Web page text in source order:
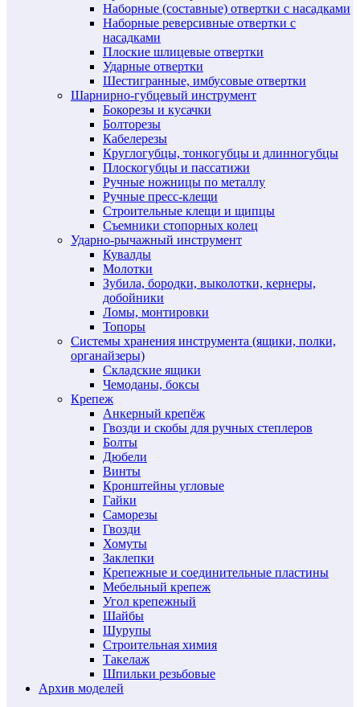
Наборные (составные) отвертки с насадками
Наборные реверсивные отвертки с
насадками
Плоские шлицевые отвертки
Ударные отвертки
Шестигранные, имбусовые отвертки
Шарнирно-губцевый инструмент
Бокорезы и кусачки
Болторезы
Кабелерезы
Круглогубцы, тонкогубцы и длинногубцы
Плоскогубцы и пассатижи
Ручные ножницы по металлу
Ручные пресс-клещи
Строительные клещи и щипцы
Съемники стопорных колец
Ударно-рычажный инструмент
Кувалды
Молотки
Зубила, бородки, выколотки, кернеры,
добойники
Ломы, монтировки
Топоры
Системы хранения инструмента (ящики, полки,
органайзеры)
Складские ящики
Чемоданы, боксы
Крепеж
Анкерный крепёж
Гвозди и скобы для ручных степлеров
Болты
Дюбели
Винты
Кронштейны угловые
Гайки
Саморезы
Гвозди
Хомуты
Заклепки
Крепежные и соединительные пластины
Мебельный крепеж
Угол крепежный
Шайбы
Шурупы
Строительная химия
Такелаж
Шпильки резьбовые
Архив моделей